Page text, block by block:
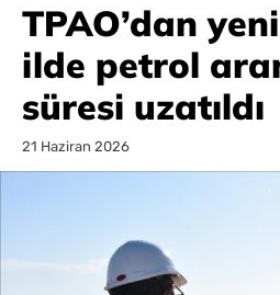
TPAO’dan
ilde petrol
süresi uzatıldı
21 Haziran 2026